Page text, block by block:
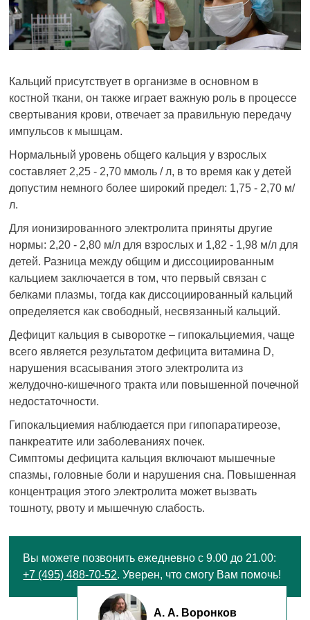
Кальций присутствует в организме в основном в
костной ткани, он также играет важную роль в процессе
свертывания крови, отвечает за правильную передачу
импульсов к мышцам.
Нормальный уровень общего кальция у взрослых
составляет 2,25 - 2,70 ммоль / л, в то время как у детей
допустим немного более широкий предел: 1,75 - 2,70 м/
л.
Для ионизированного электролита приняты другие
нормы: 2,20 - 2,80 м/л для взрослых и 1,82 - 1,98 м/л для
детей. Разница между общим и диссоциированным
кальцием заключается в том, что первый связан с
белками плазмы, тогда как диссоциированный кальций
определяется как свободный, несвязанный кальций.
Дефицит кальция в сыворотке – гипокальциемия, чаще
всего является результатом дефицита витамина D,
нарушения всасывания этого электролита из
желудочно-кишечного тракта или повышенной почечной
недостаточности.
Гипокальциемия наблюдается при гипопаратиреозе,
панкреатите или заболеваниях почек.
Симптомы дефицита кальция включают мышечные
спазмы, головные боли и нарушения сна. Повышенная
концентрация этого электролита может вызвать
тошноту, рвоту и мышечную слабость.
Вы можете позвонить ежедневно с 9.00 до 21.00:
+7 (495) 488-70-52. Уверен, что смогу Вам помочь!
А. А. Воронков